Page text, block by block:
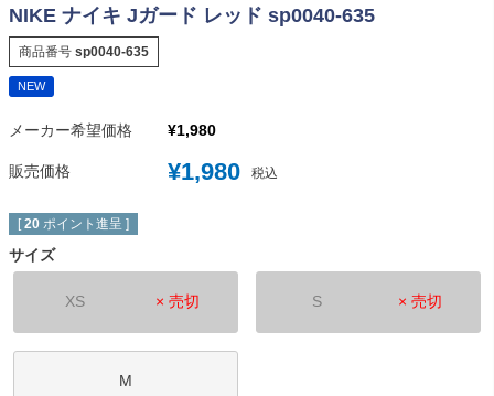
NIKE ナイキ Jガード レッド sp0040-635
商品番号 sp0040-635
NEW
メーカー希望価格 ¥1,980
販売価格 ¥1,980 税込
[ 20 ポイント進呈 ]
サイズ
XS × 売切 S × 売切
M